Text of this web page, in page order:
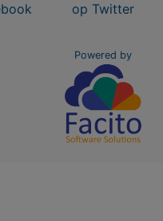
op Twitter
Powered by